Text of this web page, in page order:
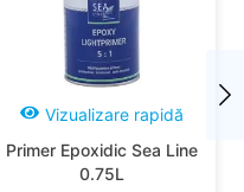
Vizualizare rapidă
Primer Epoxidic Sea Line
0.75L